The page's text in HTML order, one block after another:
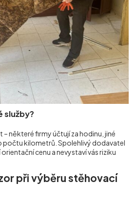
služby?
– některé firmy účtují za hodinu, jiné
počtu kilometrů. Spolehlivý dodavatel
cenu a nevystaví vás riziku
při výběru stěhovací